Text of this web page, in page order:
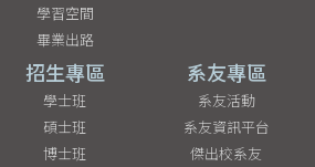
學習空間
畢業出路
招生專區
學士班
碩士班
博士班
系友專區
系友活動
系友資訊平台
傑出校系友